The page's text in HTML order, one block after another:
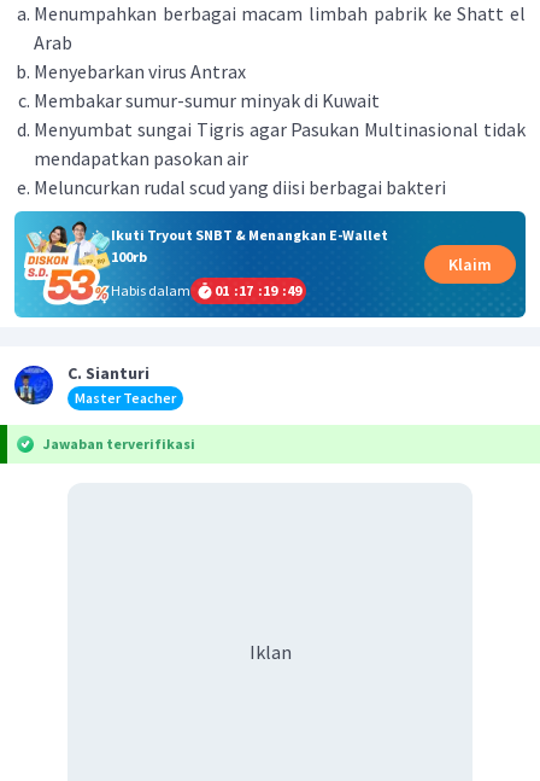
Menumpahkan berbagai macam limbah pabrik ke Shatt el
Arab
Menyebarkan virus Antrax
Membakar sumur-sumur minyak di Kuwait
Menyumbat sungai Tigris agar Pasukan Multinasional tidak
mendapatkan pasokan air
Meluncurkan rudal scud yang diisi berbagai bakteri
Ikuti Tryout SNBT & Menangkan E-Wallet
100rb
Habis dalam
01 :17 :19 :49
Klaim
C. Sianturi
Master Teacher
Jawaban terverifikasi
Iklan